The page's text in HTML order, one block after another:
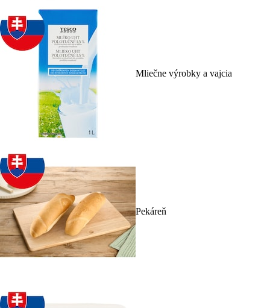
Mliečne výrobky a vajcia
Pekáreň